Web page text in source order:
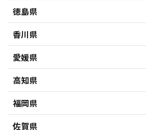
徳島県
香川県
愛媛県
高知県
福岡県
佐賀県